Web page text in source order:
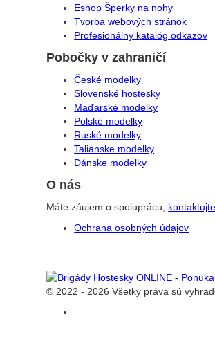
Eshop Šperky na nohy
Tvorba webových stránok
Profesionálny katalóg odkazov
Pobočky v zahraničí
České modelky
Slovenské hostesky
Maďarské modelky
Polské modelky
Ruské modelky
Talianske modelky
Dánske modelky
O nás
Máte záujem o spoluprácu,
Ochrana osobných údajov
© 2022 - 2026 Všetky práva sú